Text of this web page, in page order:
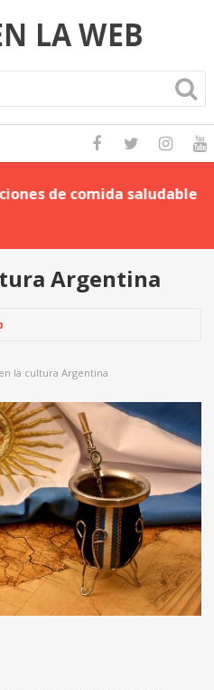
de comida saludable
Argentina
la cultura Argentina